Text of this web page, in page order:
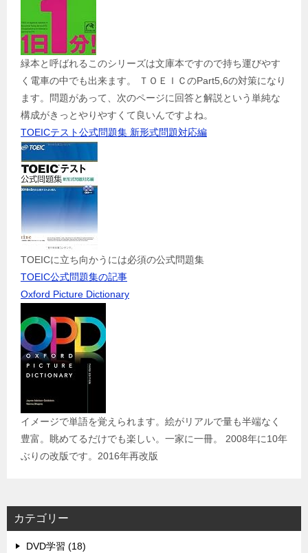
緑本と呼ばれるこのシリーズは文庫本ですので持ち運びやす
く電車の中でも出来ます。 ＴＯＥＩＣのPart5,6の対策になり
ます。問題があって、次のページに回答と解説という単純な
構成がきっとやりやすくて良いんですよね。
TOEICテスト公式問題集 新形式問題対応編
TOEICに立ち向かうには必須の公式問題集
TOEIC公式問題集の記事
Oxford Picture Dictionary
イメージで単語を覚えられます。絵がリアルで量も半端なく
豊富。眺めてるだけでも楽しい。一家に一冊。 2008年に10年
ぶりの改版です。2016年再改版
カテゴリー
DVD学習 (18)